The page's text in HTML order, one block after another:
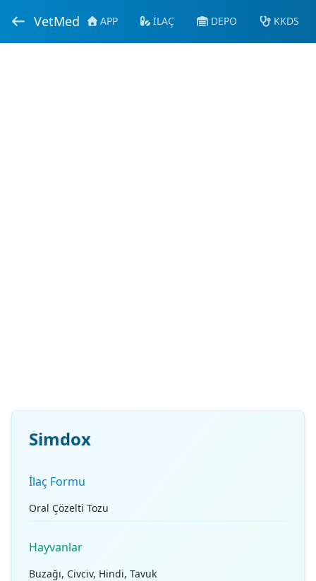
VetMed APP İLAÇ DEPO KKDS
Simdox
İlaç Formu
Oral Çözelti Tozu
Hayvanlar
Buzağı, Civciv, Hindi, Tavuk